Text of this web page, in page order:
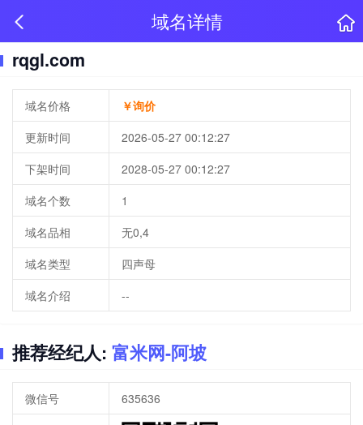
域名详情
rqgl.com
域名价格
￥询价
更新时间
2026-05-27 00:12:27
下架时间
2028-05-27 00:12:27
域名个数
1
域名品相
无0,4
域名类型
四声母
域名介绍
--
推荐经纪人: 富米网-阿坡
微信号 635636